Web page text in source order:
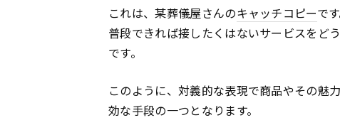
これは、某葬儀屋さんのキャッチコピーです
普段できれば接したくはないサービスをど
です。
このように、対義的な表現で商品やその魅
効な手段の一つとなります。